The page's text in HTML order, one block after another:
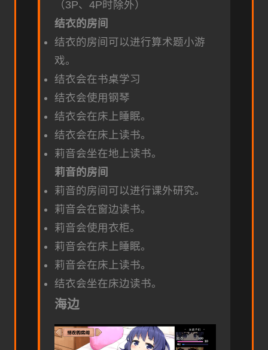
（3P、4P时除外）
结衣的房间
结衣的房间可以进行算术题小游
戏。
结衣会在书桌学习
结衣会使用钢琴
结衣会在床上睡眠。
结衣会在床上读书。
莉音会坐在地上读书。
莉音的房间
莉音的房间可以进行课外研究。
莉音会在窗边读书。
莉音会使用衣柜。
莉音会在床上睡眠。
莉音会在床上读书。
结衣会坐在床边读书。
海边